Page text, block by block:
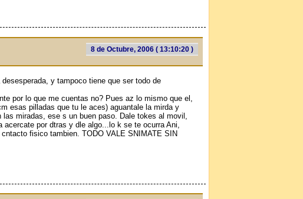
8 de Octubre, 2006 ( 13:10:20 )
y tampoco tiene que ser todo de
por lo que me cuentas no? Pues az lo mismo que el,
esas pilladas que tu le aces) aguantale la mirda y
miradas, ese s un buen paso. Dale tokes al movil,
por dtras y dle algo...lo k se te ocurra Ani,
fisico tambien. TODO VALE SNIMATE SIN